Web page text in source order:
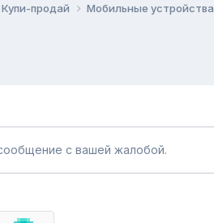
Купи-продай Мобильные устройства
с вашей жалобой.